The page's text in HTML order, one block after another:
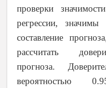
проверки
регрессии,
составление
рассчитать
прогноза.
вероятностью